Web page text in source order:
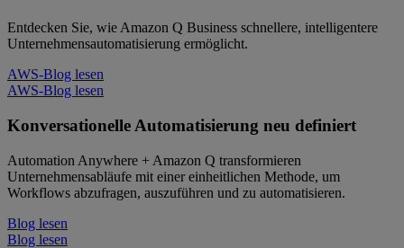
Entdecken Sie, wie Amazon Q Business schnellere, intelligentere
Unternehmensautomatisierung ermöglicht.
AWS-Blog lesen
AWS-Blog lesen
Konversationelle Automatisierung neu definiert
Automation Anywhere + Amazon Q transformieren
Unternehmensabläufe mit einer einheitlichen Methode, um
Workflows abzufragen, auszuführen und zu automatisieren.
Blog lesen
Blog lesen